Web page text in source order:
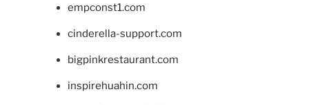
empconst1.com
cinderella-support.com
bigpinkrestaurant.com
inspirehuahin.com